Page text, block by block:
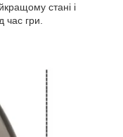
стані і
гри.